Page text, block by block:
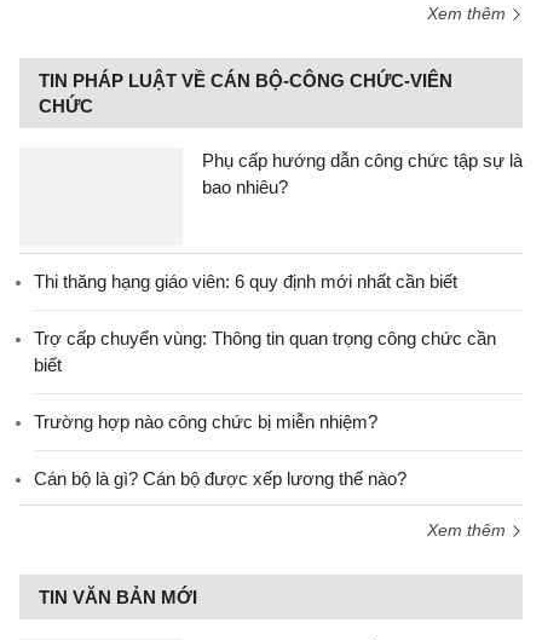
Xem thêm
TIN PHÁP LUẬT VỀ CÁN BỘ-CÔNG CHỨC-VIÊN
CHỨC
Phụ cấp hướng dẫn công chức tập sự là
bao nhiêu?
Thi thăng hạng giáo viên: 6 quy định mới nhất cần biết
Trợ cấp chuyển vùng: Thông tin quan trọng công chức cần
biết
Trường hợp nào công chức bị miễn nhiệm?
Cán bộ là gì? Cán bộ được xếp lương thế nào?
Xem thêm
TIN VĂN BẢN MỚI